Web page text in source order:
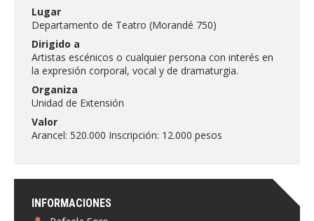
Estudiantes
Académicas/os
Funcionarias/os
INFORMACIONES
Lugar
Departamento de Teatro (Morandé 750)
Dirigido a
Artistas escénicos o cualquier persona con interés en
la expresión corporal, vocal y de dramaturgia.
Organiza
Unidad de Extensión
Valor
Arancel: 520.000 Inscripción: 12.000 pesos